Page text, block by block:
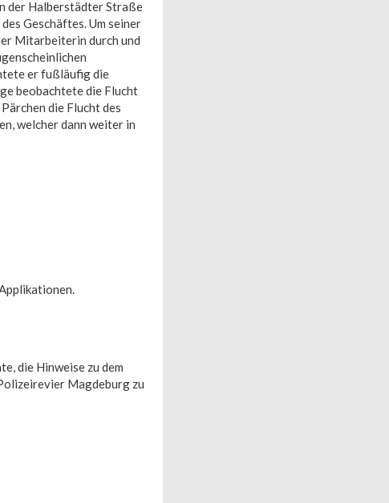
der Halberstädter Straße
Geschäftes. Um seiner
Mitarbeiterin durch und
er fußläufig die
beobachtete die Flucht
die Flucht des
welcher dann weiter in
die Hinweise zu dem
Magdeburg zu